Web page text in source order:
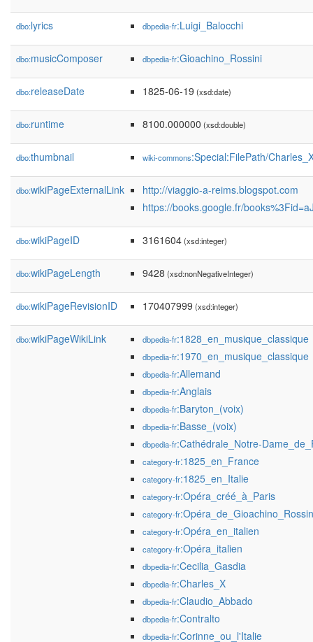
dbo:lyrics dbpedia-fr:Luigi_Balocchi
dbo:musicComposer dbpedia-fr:Gioachino_Rossini
dbo:releaseDate 1825-06-19 (xsd:date)
dbo:runtime 8100.000000 (xsd:double)
dbo:thumbnail wiki-commons:Special:FilePath/
dbo:wikiPageExternalLink
http://viaggio-a-reims.blogspot.com
https://books.google.fr/
dbo:wikiPageID 3161604(xsd:integer)
dbo:wikiPageLength 9428 (xsd:nonNegativeInteger)
dbo:wikiPageRevisionID 170407999 (xsd:integer)
dbo:wikiPageWikiLink dbpedia-fr:1828_en_musique_classique
dbpedia-fr:1970_en_musique_classique
dbpedia-fr:Allemand
dbpedia-fr:Anglais
dbpedia-fr:Baryton_(voix)
dbpedia-fr:Basse_(voix)
dbpedia-fr:Cathédrale_Notre-
category-fr:1825_en_France
category-fr:1825_en_Italie
category-fr:Opéra_créé_à_Paris
category-fr
category-fr:Opéra_en_italien
category-fr:Opéra_italien
dbpedia-fr:Cecilia_Gasdia
dbpedia-fr:Charles_X
dbpedia-fr:Claudio_Abbado
dbpedia-fr:Contralto
dbpedia-fr:Corinne_ou_l'Italie